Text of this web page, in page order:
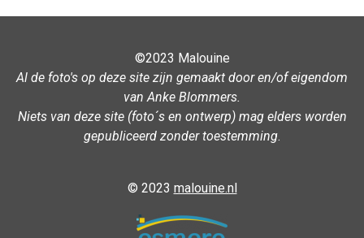
©2023 Malouine
Al de foto's op deze site zijn gemaakt door en/of eigendom
van Anke Blommers.
Niets van deze site (foto´s en ontwerp) mag elders worden
gepubliceerd zonder toestemming.
© 2023 malouine.nl